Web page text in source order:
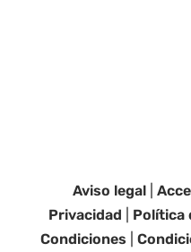
Aviso legal |
Privacidad
Política
Condiciones |